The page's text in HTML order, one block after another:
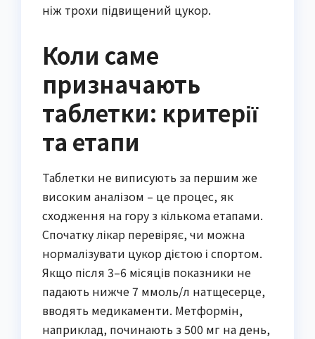
ніж трохи підвищений цукор.
Коли саме
призначають
таблетки: критерії
та етапи
Таблетки не виписують за першим же
високим аналізом – це процес, як
сходження на гору з кількома етапами.
Спочатку лікар перевіряє, чи можна
нормалізувати цукор дієтою і спортом.
Якщо після 3–6 місяців показники не
падають нижче 7 ммоль/л натщесерце,
вводять медикаменти. Метформін,
наприклад, починають з 500 мг на день,